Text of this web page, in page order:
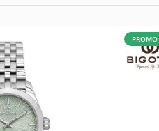
PROMO